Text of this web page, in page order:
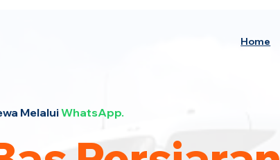
Home
MelaluiWhatsApp.